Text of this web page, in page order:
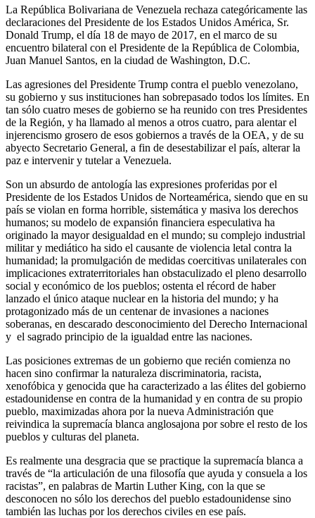
La República Bolivariana de Venezuela rechaza categóricamente las
declaraciones del Presidente de los Estados Unidos América, Sr.
Donald Trump, el día 18 de mayo de 2017, en el marco de su
encuentro bilateral con el Presidente de la República de Colombia,
Juan Manuel Santos, en la ciudad de Washington, D.C.
Las agresiones del Presidente Trump contra el pueblo venezolano,
su gobierno y sus instituciones han sobrepasado todos los límites. En
tan sólo cuatro meses de gobierno se ha reunido con tres Presidentes
de la Región, y ha llamado al menos a otros cuatro, para alentar el
injerencismo grosero de esos gobiernos a través de la OEA, y de su
abyecto Secretario General, a fin de desestabilizar el país, alterar la
paz e intervenir y tutelar a Venezuela.
Son un absurdo de antología las expresiones proferidas por el
Presidente de los Estados Unidos de Norteamérica, siendo que en su
país se violan en forma horrible, sistemática y masiva los derechos
humanos; su modelo de expansión financiera especulativa ha
originado la mayor desigualdad en el mundo; su complejo industrial
militar y mediático ha sido el causante de violencia letal contra la
humanidad; la promulgación de medidas coercitivas unilaterales con
implicaciones extraterritoriales han obstaculizado el pleno desarrollo
social y económico de los pueblos; ostenta el récord de haber
lanzado el único ataque nuclear en la historia del mundo; y ha
protagonizado más de un centenar de invasiones a naciones
soberanas, en descarado desconocimiento del Derecho Internacional
y el sagrado principio de la igualdad entre las naciones.
Las posiciones extremas de un gobierno que recién comienza no
hacen sino confirmar la naturaleza discriminatoria, racista,
xenofóbica y genocida que ha caracterizado a las élites del gobierno
estadounidense en contra de la humanidad y en contra de su propio
pueblo, maximizadas ahora por la nueva Administración que
reivindica la supremacía blanca anglosajona por sobre el resto de los
pueblos y culturas del planeta.
Es realmente una desgracia que se practique la supremacía blanca a
través de “la articulación de una filosofía que ayuda y consuela a los
racistas”, en palabras de Martin Luther King, con la que se
desconocen no sólo los derechos del pueblo estadounidense sino
también las luchas por los derechos civiles en ese país.